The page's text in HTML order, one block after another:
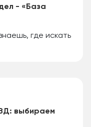
- «База
где искать
выбираем